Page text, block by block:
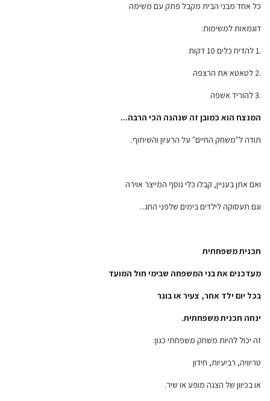
כל אחד מבני הבית מקבל פתק עם משימה
דוגמאות למשימות:
.1 להדיח כלים 10 דקות
.2 לטאטא את הרצפה
.3 להוריד אשפה
המנצח הוא כמובן זה שנהנה הכי הרבה...
תודה ל"משחק החיים" על הרעיון והשיתוף.
ואם אתן בעניין, קבלו כלי נוסף המייצר אוירה
וגם תעסוקה לילדים בימים שלפני החג...
תכנית משפחתית
מעדכנים את בני המשפחה שבימי חול המועד
בכל יום ילד אחר, צעיר או בוגר
ינחה תכנית משפחתית.
זה יכול להיות משחק משפחתי כגון:
טריוויה, רביעיות, חידון
או בכיוון של הצגה מופע או שיר.